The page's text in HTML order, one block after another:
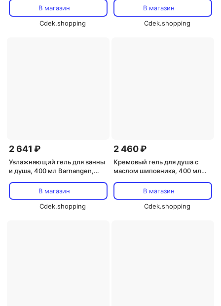
В магазин
Cdek.shopping
В магазин
Cdek.shopping
2 641 ₽
Увлажняющий гель для ванны
и душа, 400 мл Barnangen,
В магазин
Cdek.shopping
2 460 ₽
Кремовый гель для душа с
маслом шиповника, 400 мл
В магазин
Cdek.shopping